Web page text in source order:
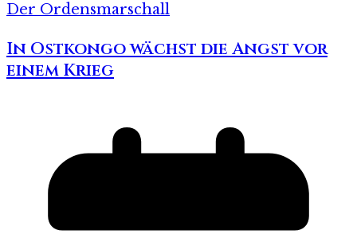
Der Ordensmarschall
In Ostkongo wächst die Angst vor
einem Krieg